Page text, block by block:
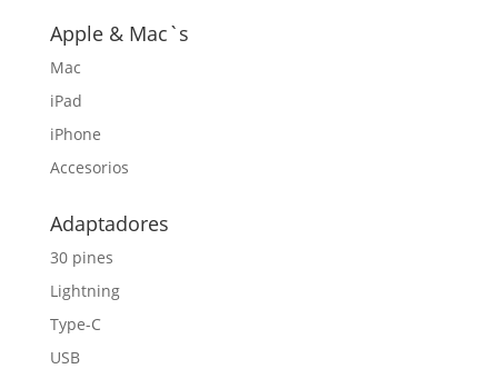
Apple & Mac`s
Mac
iPad
iPhone
Accesorios
Adaptadores
30 pines
Lightning
Type-C
USB